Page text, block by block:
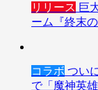
リリース 巨
ーム『終末
コラボ つい
で「魔神英